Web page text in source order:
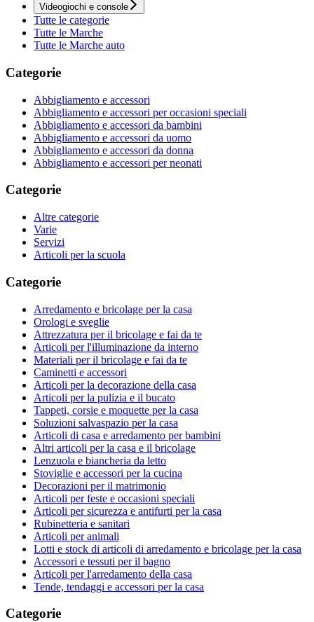
Videogiochi e console
Tutte le categorie
Tutte le Marche
Tutte le Marche auto
Categorie
Abbigliamento e accessori
Abbigliamento e accessori per occasioni speciali
Abbigliamento e accessori da bambini
Abbigliamento e accessori da uomo
Abbigliamento e accessori da donna
Abbigliamento e accessori per neonati
Categorie
Altre categorie
Varie
Servizi
Articoli per la scuola
Categorie
Arredamento e bricolage per la casa
Orologi e sveglie
Attrezzatura per il bricolage e fai da te
Articoli per l'illuminazione da interno
Materiali per il bricolage e fai da te
Caminetti e accessori
Articoli per la decorazione della casa
Articoli per la pulizia e il bucato
Tappeti, corsie e moquette per la casa
Soluzioni salvaspazio per la casa
Articoli di casa e arredamento per bambini
Altri articoli per la casa e il bricolage
Lenzuola e biancheria da letto
Stoviglie e accessori per la cucina
Decorazioni per il matrimonio
Articoli per feste e occasioni speciali
Articoli per sicurezza e antifurti per la casa
Rubinetteria e sanitari
Articoli per animali
Lotti e stock di articoli di arredamento e bricolage per la casa
Accessori e tessuti per il bagno
Articoli per l'arredamento della casa
Tende, tendaggi e accessori per la casa
Categorie